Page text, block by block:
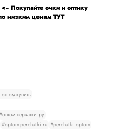
Покупайте очки и оптику
низким ценам ТУТ
купить
перчатки ру
#optom-perchatki.ru #perchatki optom